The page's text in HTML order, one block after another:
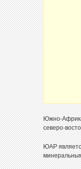
Южно-
северо-
ЮАР